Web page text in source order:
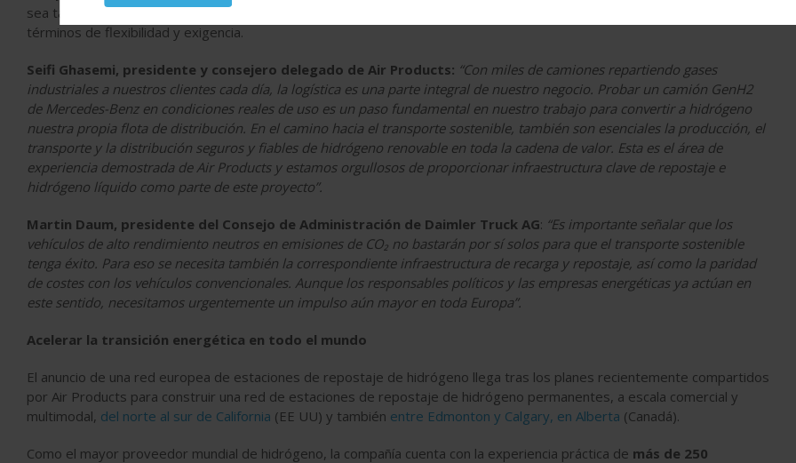
sea tan adecuado como los camiones diésel convencionales para el transporte de larga distancia por carretera en
términos de flexibilidad y exigencia.
Seifi Ghasemi, presidente y consejero delegado de Air Products: “Con miles de camiones repartiendo gases
industriales a nuestros clientes cada día, la logística es una parte integral de nuestro negocio. Probar un camión GenH2
de Mercedes-Benz en condiciones reales de uso es un paso fundamental en nuestro trabajo para convertir a hidrógeno
nuestra propia flota de distribución. En el camino hacia el transporte sostenible, también son esenciales la producción, el
transporte y la distribución seguros y fiables de hidrógeno renovable en toda la cadena de valor. Esta es el área de
experiencia demostrada de Air Products y estamos orgullosos de proporcionar infraestructura clave de repostaje e
hidrógeno líquido como parte de este proyecto”.
Martin Daum, presidente del Consejo de Administración de Daimler Truck AG: “Es importante señalar que los
vehículos de alto rendimiento neutros en emisiones de CO₂ no bastarán por sí solos para que el transporte sostenible
tenga éxito. Para eso se necesita también la correspondiente infraestructura de recarga y repostaje, así como la paridad
de costes con los vehículos convencionales. Aunque los responsables políticos y las empresas energéticas ya actúan en
este sentido, necesitamos urgentemente un impulso aún mayor en toda Europa”.
Acelerar la transición energética en todo el mundo
El anuncio de una red europea de estaciones de repostaje de hidrógeno llega tras los planes recientemente compartidos
por Air Products para construir una red de estaciones de repostaje de hidrógeno permanentes, a escala comercial y
multimodal, del norte al sur de California (EE UU) y también entre Edmonton y Calgary, en Alberta (Canadá).
Como el mayor proveedor mundial de hidrógeno, la compañía cuenta con la experiencia práctica de más de 250